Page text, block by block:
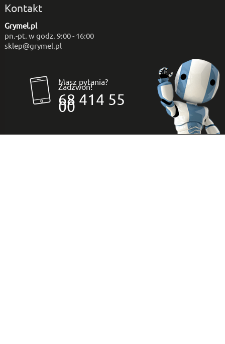
Kontakt
Grymel.pl
pn.-pt. w godz. 9:00 - 16:00
sklep@grymel.pl
Masz pytania?
Zadzwoń!
68 414 55
00